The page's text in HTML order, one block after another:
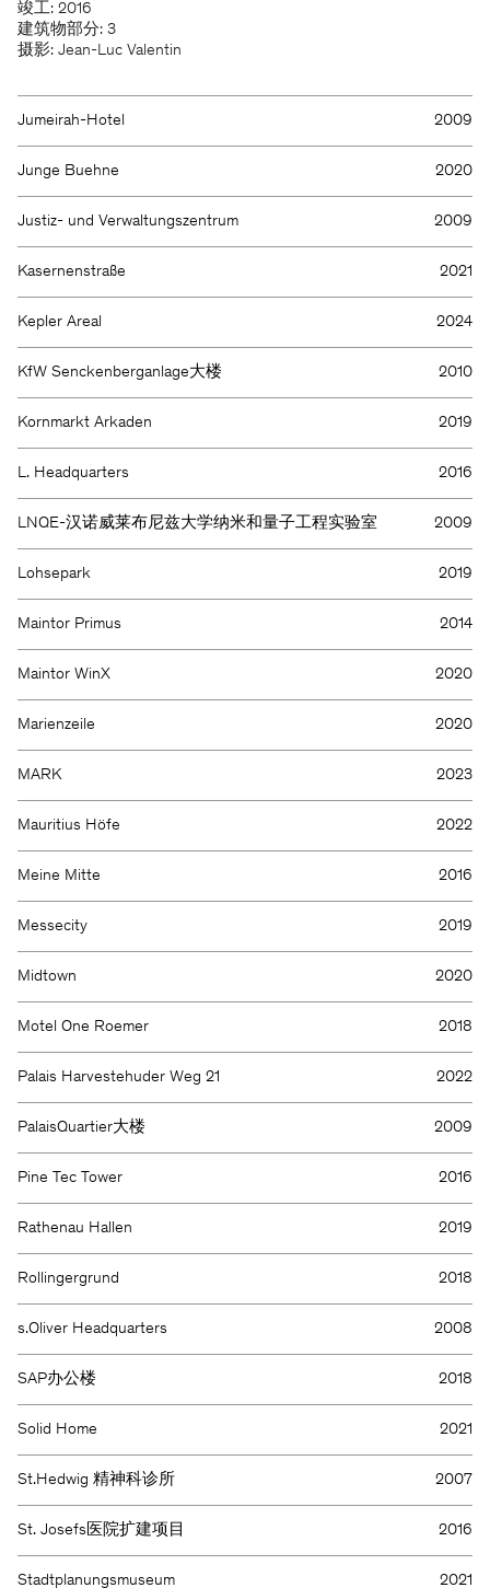
竣工: 2016
建筑物部分: 3
摄影: Jean-Luc Valentin
Jumeirah-Hotel 2009
Junge Buehne 2020
Justiz- und Verwaltungszentrum 2009
Kasernenstraße 2021
Kepler Areal 2024
KfW Senckenberganlage大楼 2010
Kornmarkt Arkaden 2019
L. Headquarters 2016
LNQE-汉诺威莱布尼兹大学纳米和量子工程实验室 2009
Lohsepark 2019
Maintor Primus 2014
Maintor WinX 2020
Marienzeile 2020
MARK 2023
Mauritius Höfe 2022
Meine Mitte 2016
Messecity 2019
Midtown 2020
Motel One Roemer 2018
Palais Harvestehuder Weg 21 2022
PalaisQuartier大楼 2009
Pine Tec Tower 2016
Rathenau Hallen 2019
Rollingergrund 2018
s.Oliver Headquarters 2008
SAP办公楼 2018
Solid Home 2021
St.Hedwig 精神科诊所 2007
St. Josefs医院扩建项目 2016
Stadtplanungsmuseum 2021